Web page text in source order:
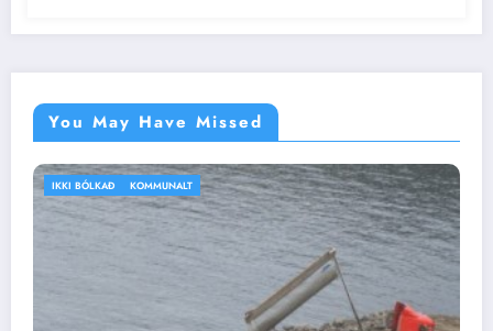
You May Have Missed
IKKI BÓLKAÐ VEÐRIÐ